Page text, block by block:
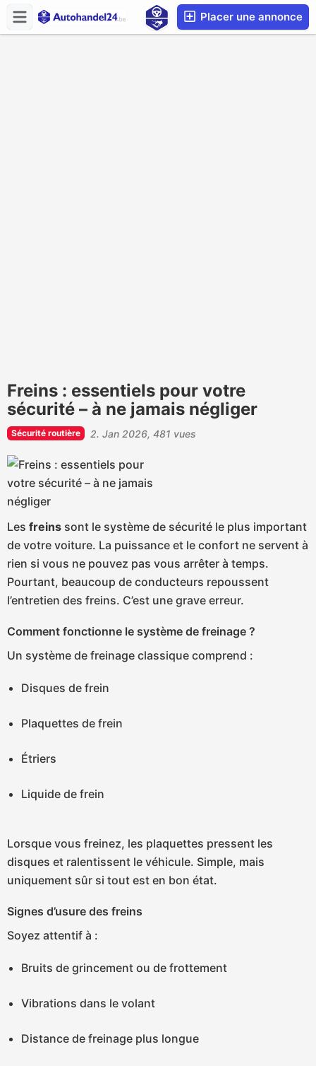
Placer une annonce
Freins : essentiels pour votre
sécurité – à ne jamais négliger
Sécurité routière 2. Jan 2026 481 vues
Les freins sont le système de sécurité le plus important
de votre voiture. La puissance et le confort ne servent à
rien si vous ne pouvez pas vous arrêter à temps.
Pourtant, beaucoup de conducteurs repoussent
l’entretien des freins. C’est une grave erreur.
Comment fonctionne le système de freinage ?
Un système de freinage classique comprend :
Disques de frein
Plaquettes de frein
Étriers
Liquide de frein
Lorsque vous freinez, les plaquettes pressent les
disques et ralentissent le véhicule. Simple, mais
uniquement sûr si tout est en bon état.
Signes d’usure des freins
Soyez attentif à :
Bruits de grincement ou de frottement
Vibrations dans le volant
Distance de freinage plus longue